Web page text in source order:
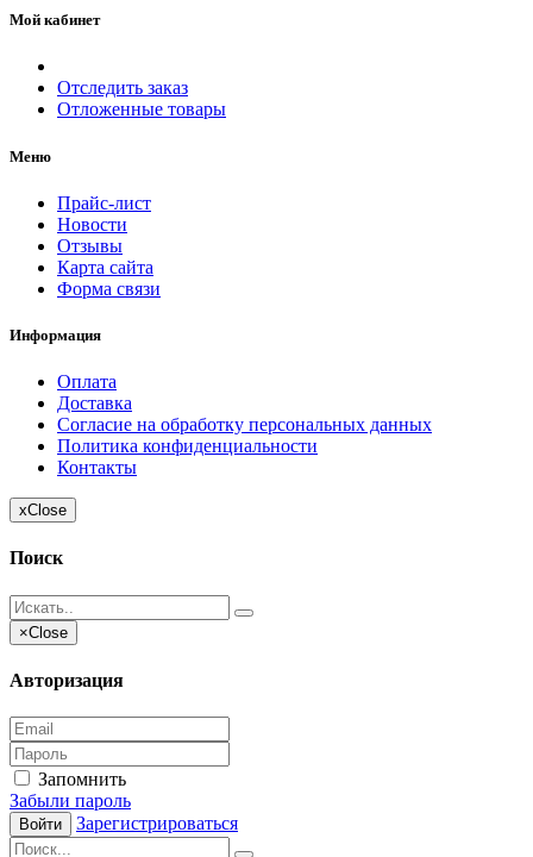
Мой кабинет
Отследить заказ
Отложенные товары
Меню
Прайс-лист
Новости
Отзывы
Карта сайта
Форма связи
Информация
Оплата
Доставка
Согласие на обработку персональных данных
Политика конфиденциальности
Контакты
xClose
Поиск
×Close
Авторизация
Запомнить
Забыли пароль
Войти Зарегистрироваться